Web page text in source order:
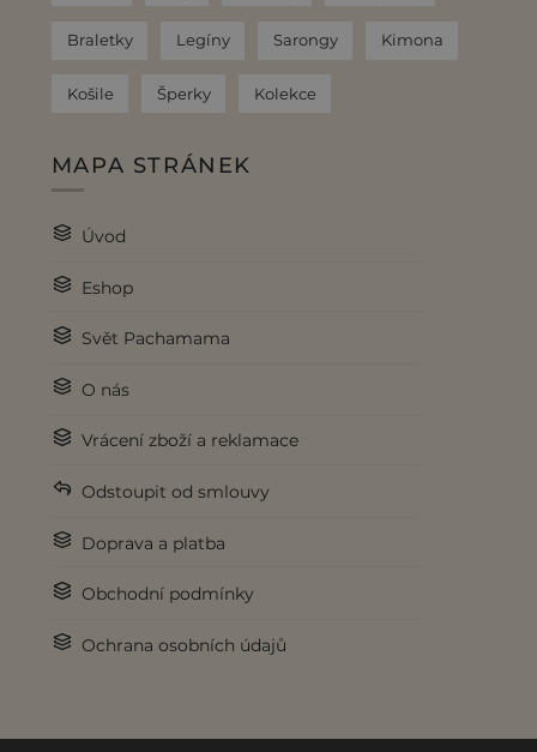
Braletky Legíny Sarongy Kimona
Košile Šperky Kolekce
MAPA STRÁNEK
Úvod
Eshop
Svět Pachamama
O nás
Vrácení zboží a reklamace
Odstoupit od smlouvy
Doprava a platba
Obchodní podmínky
Ochrana osobních údajů